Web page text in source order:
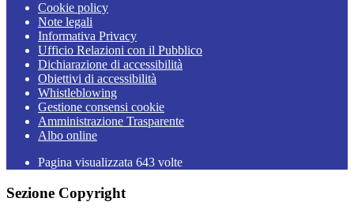
Cookie policy
Note legali
Informativa Privacy
Ufficio Relazioni con il Pubblico
Dichiarazione di accessibilità
Obiettivi di accessibilità
Whistleblowing
Gestione consensi cookie
Amministrazione Trasparente
Albo online
Pagina visualizzata 643 volte
Sezione Copyright